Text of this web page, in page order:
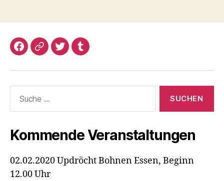
Facebook
Google+TwitterTumblr
nach:
Kommende Veranstaltungen
02.02.2020 Updröcht Bohnen Essen, Beginn
12.00 Uhr